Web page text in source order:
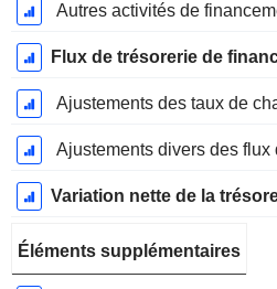
Autres activités de
Flux de trésorerie de
Ajustements des taux de
Ajustements divers des flux
Variation nette de la
Éléments supplémentaires